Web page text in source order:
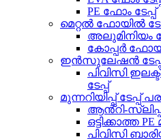
PE ഫോം ടേപ്പ്
മെറ്റൽ ഫോയിൽ
അലുമിനിയം
കോപ്പർ
ഇൻസുലേഷൻ
പിവിസി
ടേപ്പ്
മുന്നറിയിപ്പ് ടേപ്പ്
ആൻ്റി-സ്ലിപ്പ്
ഒട്ടിക്കാത്ത PE
പിവിസി